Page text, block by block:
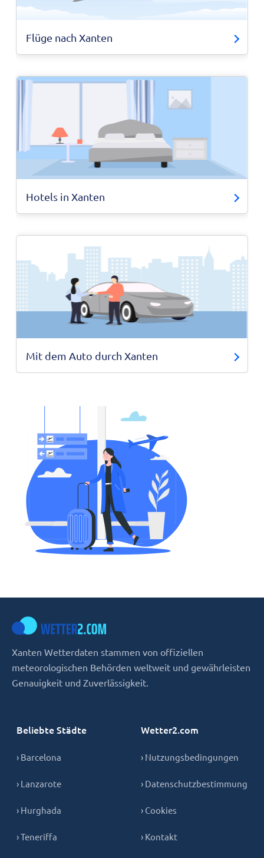
Flüge nach Xanten
Hotels in Xanten
Mit dem Auto durch Xanten
Xanten Wetterdaten stammen von offiziellen
meteorologischen Behörden weltweit und gewährleisten
Genauigkeit und Zuverlässigkeit.
Beliebte Städte
› Barcelona
› Lanzarote
› Hurghada
› Teneriffa
Wetter2.com
› Nutzungsbedingungen
› Datenschutzbestimmung
› Cookies
› Kontakt